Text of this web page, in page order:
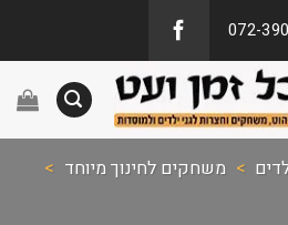
072-
> משחקים לחינוך מיוחד >